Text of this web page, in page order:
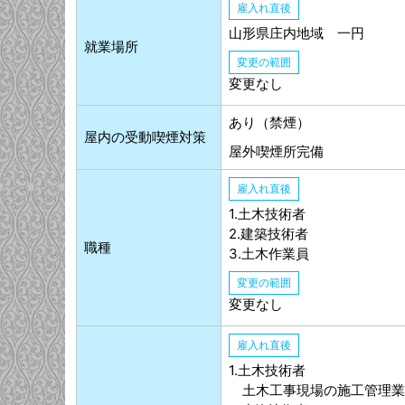
就業場所
雇入れ直後
山形県庄内地域 一円
変更の範囲
変更なし
屋内の受動喫煙対策
あり（禁煙）
屋外喫煙所完備
職種
雇入れ直後
1.土木技術者
2.建築技術者
3.土木作業員
変更の範囲
変更なし
雇入れ直後
1.土木技術者
土木工事現場の施工管理